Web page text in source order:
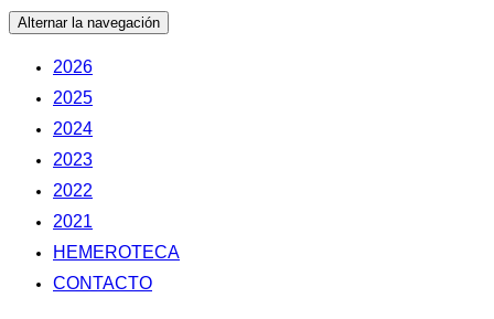
Alternar la navegación
2026
2025
2024
2023
2022
2021
HEMEROTECA
CONTACTO